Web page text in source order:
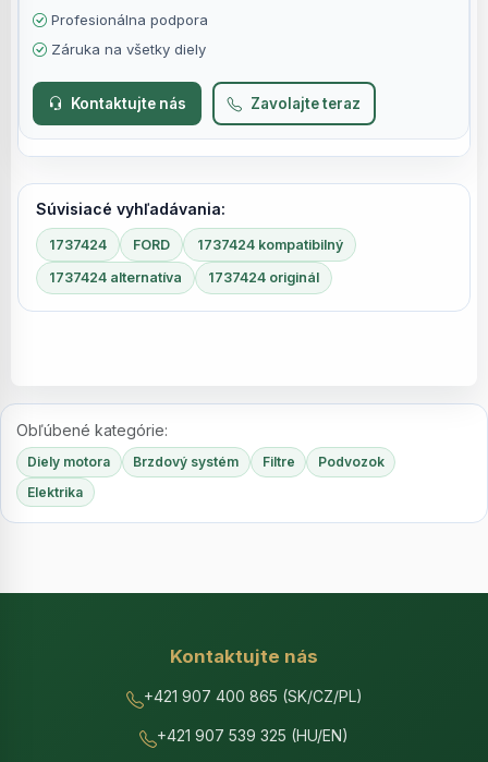
Profesionálna podpora
Záruka na všetky diely
Kontaktujte nás Zavolajte teraz
Súvisiacé vyhľadávania:
1737424 FORD 1737424 kompatibilný
1737424 alternatíva 1737424 originál
Obľúbené kategórie:
Diely motora Brzdový systém Filtre
Podvozok
Elektrika
Kontaktujte nás
+421 907 400 865 (SK/CZ/PL)
+421 907 539 325 (HU/EN)